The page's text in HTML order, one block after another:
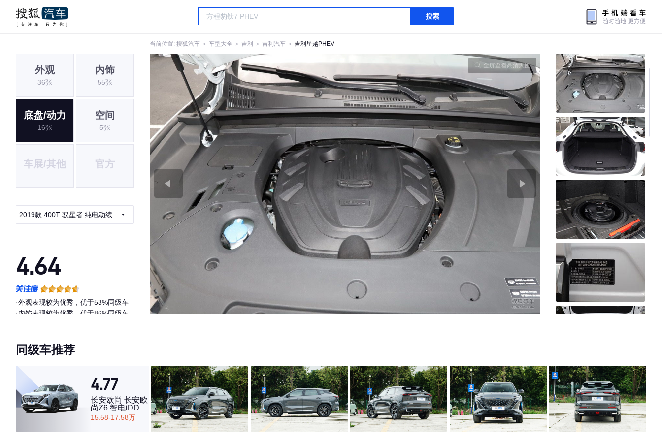
搜索
当前位置: 搜狐汽车 ＞ 车型大全 ＞ 吉利 ＞ 吉利汽车 ＞ 吉利星越PHEV
外观
36张
内饰
55张
底盘/动力
16张
空间
5张
车展/其他 官方
2019款 400T 驭星者 纯电动续航
4.64
·外观表现较为优秀，优于53%同级车
·内饰表现较为优秀，优于86%同级车
全屏查看高清大图
同级车推荐
4.77
长安欧尚 长安欧
尚Z6 智电iDD
15.58-17.58万